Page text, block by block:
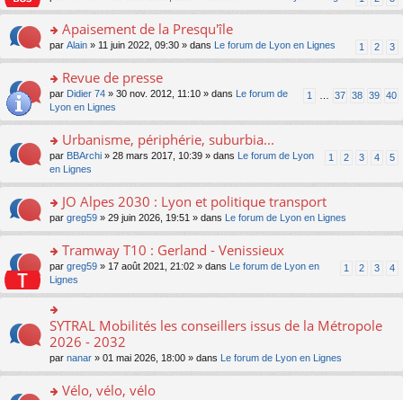
nt
u
ré
c
e
n
lu
pl
s
ré
e
e
n
o
n
le
pl
s
ré
c
e
m
e
s
g
e
n
o
n
le
s
ré
c
nt
n
ult
er
le
m
e
s
g
e
n
o
n
le
u
s
ré
c
e
nt
o
n
ult
er
le
m
e
s
s
e
n
o
n
le
s
ré
c
e
Apaisement de la Presqu'île
1 2 3
par Alain » 11 juin 2022, 09:30 » dans Le forum de Lyon en Lignes
o
s
er
le
m
e
s
s
e
n
o
n
lu
le
pl
u
s
ré
c
Revue de presse
1 37 38 39 40
par Didier 74 » 30 nov. 2012, 11:10 » dans
Le forum de
Lyon en Lignes
o
n
s
er
le
m
e
s
s
g
n
o
n
lu
Urbanisme, périphérie, suburbia...
1 2 3 4 5
par BBArchi » 28 mars 2017, 10:39 » dans
Le forum de Lyon
en Lignes
o
n
ult
er
le
m
e
s
s
g
n
JO Alpes 2030 : Lyon et politique transport
par greg59 » 29 juin 2026, 19:51 » dans Le forum de Lyon en Lignes
o
s
ult
er
le
m
e
s
s
Tramway T10 : Gerland - Venissieux
1 2 3 4
par greg59 » 17 août 2021, 21:02 » dans
Le forum de Lyon en
Lignes
o
n
ult
er
le
SYTRAL Mobilités les conseillers issus de la Métropole
2026 - 2032
par nanar » 01 mai 2026, 18:00 » dans Le forum de Lyon en Lignes
Vélo, vélo, vélo